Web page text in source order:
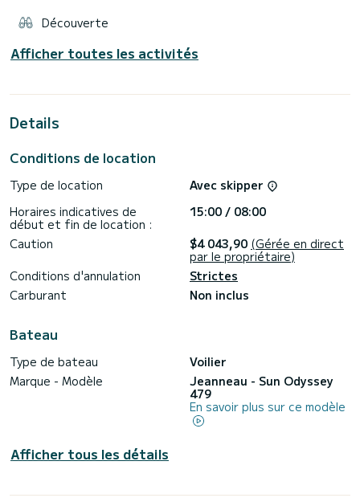
Découverte
Afficher toutes les activités
Details
Conditions de location
Type de location
Avec skipper
Horaires indicatives de
début et fin de location :
15:00 / 08:00
Caution
$4 043,90 (Gérée en direct
par le propriétaire)
Conditions d'annulation
Strictes
Carburant
Non inclus
Bateau
Type de bateau
Voilier
Marque - Modèle
Jeanneau - Sun Odyssey
479
En savoir plus sur ce modèle
Afficher tous les détails